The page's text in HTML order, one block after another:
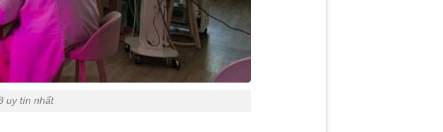
uy tín nhất